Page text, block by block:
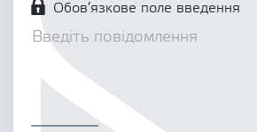
Обов’язкове поле введення